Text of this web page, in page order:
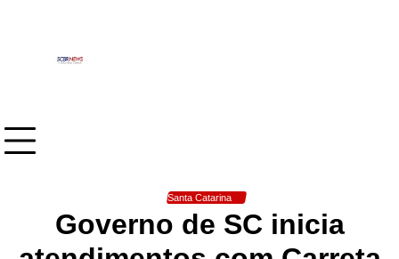
Santa Catarina
Governo de SC inicia